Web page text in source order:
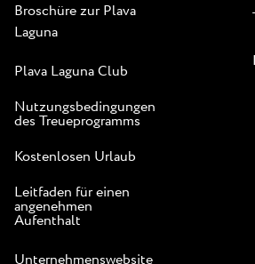
Broschüre zur Plava
Laguna
Plava Laguna Club
Nutzungsbedingungen
des Treueprogramms
Kostenlosen Urlaub
Leitfaden für einen
angenehmen
Aufenthalt